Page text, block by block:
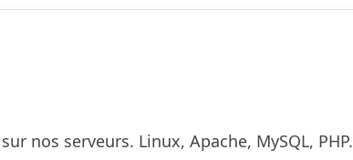
nos serveurs. Linux, Apache, MySQL, PHP.